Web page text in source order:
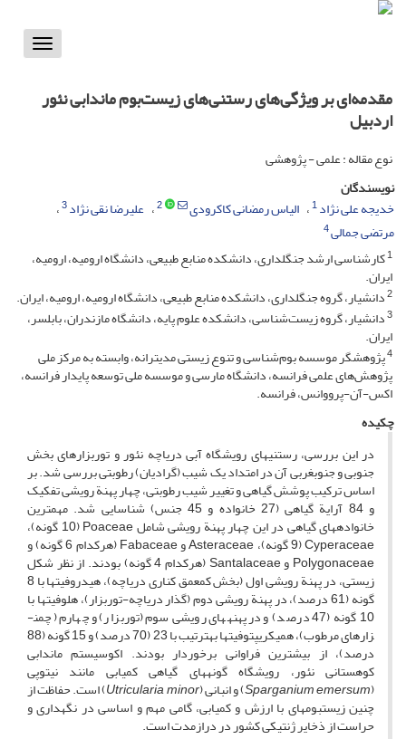
Toggle
مقدمه‌ای بر ویژگی‌های رستنی‌های زیست‌بوم ماندابی نئور
اردبیل
نوع مقاله : علمی - پژوهشی
نویسندگان
خدیجه علی نژاد1 الیاس رمضانی کاکرودی 2 علیرضا نقی نژاد3
مرتضی جمالی4
1کارشناسی ارشد جنگلداری، دانشکده منابع طبیعی، دانشگاه ارومیه، ارومیه،
ایران.
2دانشیار، گروه جنگلداری، دانشکده منابع طبیعی، دانشگاه ارومیه، ارومیه، ایران.
3دانشیار، گروه زیست‌شناسی، دانشکده علوم پایه، دانشگاه مازندران، بابلسر،
ایران.
4پژوهشگر موسسه بوم‌شناسی و تنوع زیستی مدیترانه، وابسته به مرکز ملی
پژوهش‌های علمی فرانسه، دانشگاه مارسی و موسسه ملی توسعه پایدار فرانسه،
اکس-آن-پرووانس، فرانسه.
چکیده
در این بررسی، رستنی­های رویشگاه آبی دریاچه نئور و تورب­زارهای بخش
جنوبی و جنوب­غربی آن در امتداد یک شیب (گرادیان) رطوبتی بررسی ­شد. بر
اساس ترکیب پوشش گیاهی و تغییر شیب رطوبتی، چهار پهنة رویشی تفکیک
و 84 آرایة گیاهی (27 خانواده و 45 جنس) شناسایی ­شد. مهم­ترین
خانواده­های گیاهی در این چهار پهنة رویشی شامل Poaceae (10 گونه)،
Cyperaceae (9 گونه)، Asteraceae و Fabaceae (هرکدام 6 گونه) و
Polygonaceae و Santalaceae (هرکدام 4 گونه) بودند. از نظر شکل
زیستی، در پهنة رویشی اول (بخش کم­عمق کناری دریاچه)، هیدروفیت­ها با 8
گونه (61 درصد)، در پهنة رویشی دوم (گذار دریاچه-تورب­زار)، هلوفیت­ها با
10 گونه (47 درصد) و در پهنه­های رویشی سوم (تورب­زار) و چهارم (چمن­
زارهای مرطوب)، همی­کریپتوفیت­ها به­ترتیب با 23 (70 درصد) و 15 گونه (88
درصد)، از بیشترین فراوانی برخوردار بودند. اکوسیستم ماندابی
کوهستانی نئور، رویشگاه گونه­های گیاهی کمیابی مانند نی­توپی
(
Sparganium emersum) و انبانی (Utricularia minor) است. حفاظت از
چنین زیست­بوم­های با ارزش و کمیابی، گامی مهم و اساسی در نگهداری و
حراست از ذخایر ژنتیکی کشور در درازمدت است.